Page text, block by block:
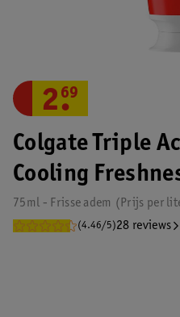
Colgate Triple
Cooling
75ml - Frisse adem Prijs per
(4.46/5)28 reviews
2.
69